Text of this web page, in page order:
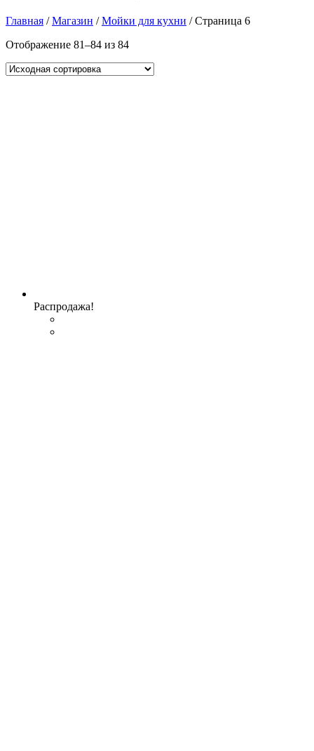
Главная /Магазин /Мойки для кухни / Страница 6
Отображение 81–84 из 84
Распродажа!